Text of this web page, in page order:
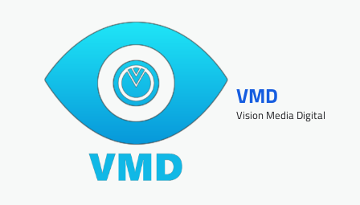
VMD
Vision Media Digital